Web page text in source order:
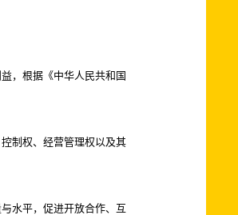
，根据《中华人民共和国
制权、经营管理权以及其
水平，促进开放合作、互